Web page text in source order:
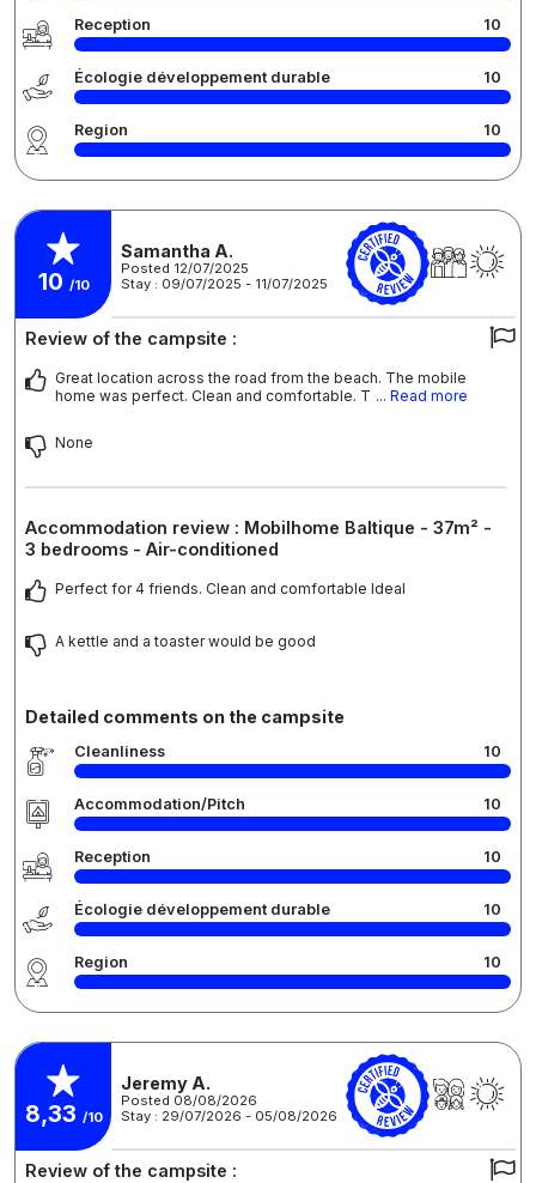
Reception 10
Écologie développement durable 10
Region 10
10 /10
Samantha A.
Posted 12/07/2025
Stay : 09/07/2025 - 11/07/2025
Review of the campsite :
Great location across the road from the beach. The mobile
home was perfect. Clean and comfortable. T ... Read more
None
Accommodation review : Mobilhome Baltique - 37m² -
3 bedrooms - Air-conditioned
Perfect for 4 friends. Clean and comfortable Ideal
A kettle and a toaster would be good
Detailed comments on the campsite
Cleanliness 10
Accommodation/Pitch 10
Reception 10
Écologie développement durable 10
Region 10
8,33 /10
Jeremy A.
Posted 08/08/2026
Stay : 29/07/2026 - 05/08/2026
Review of the campsite :